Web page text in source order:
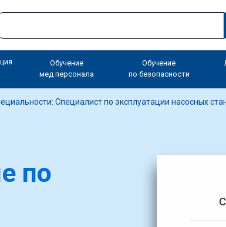
Обучение
мед персонала
Обучение
по безопасности
Специалист по эксплуатации насосных
по